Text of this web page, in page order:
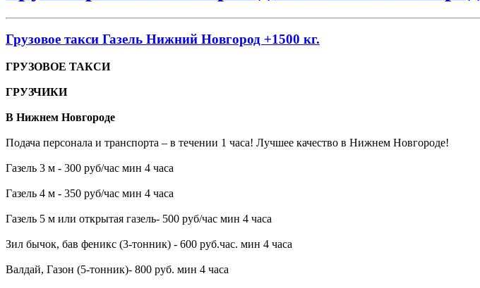
Грузовое такси Газель Нижний Новгород +1500 кг.
ГРУЗОВОЕ ТАКСИ
ГРУЗЧИКИ
В Нижнем Новгороде
Подача персонала и транспорта – в течении 1 часа! Лучшее качество в Нижнем Новгороде!
Газель 3 м - 300 руб/час мин 4 часа
Газель 4 м - 350 руб/час мин 4 часа
Газель 5 м или открытая газель- 500 руб/час мин 4 часа
Зил бычок, бав феникс (3-тонник) - 600 руб.час. мин 4 часа
Валдай, Газон (5-тонник)- 800 руб. мин 4 часа